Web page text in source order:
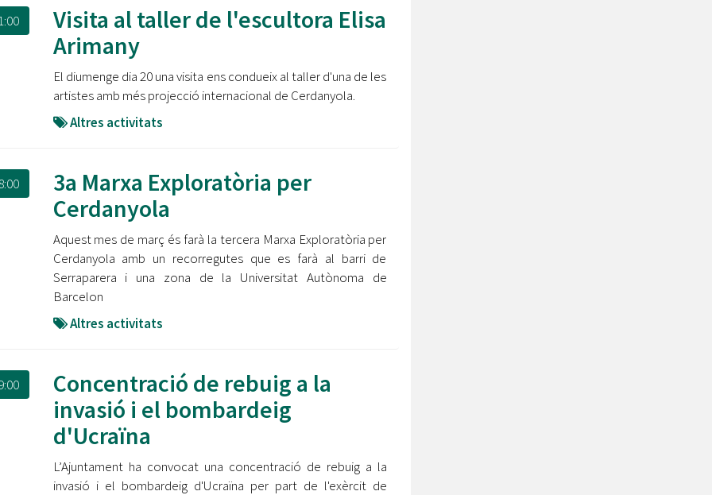
Visita al taller de l'escultora Elisa
Arimany
El diumenge dia 20 una visita ens condueix al taller d'una de les
artistes amb més projecció internacional de Cerdanyola.
Altres activitats
3a Marxa Exploratòria per
Cerdanyola
Aquest mes de març és farà la tercera Marxa Exploratòria per
Cerdanyola amb un recorregutes que es farà al barri de
Serraparera i una zona de la Universitat Autònoma de
Barcelon
Altres activitats
Concentració de rebuig a la
invasió i el bombardeig
d'Ucraïna
L’Ajuntament ha convocat una concentració de rebuig a la
invasió i el bombardeig d'Ucraïna per part de l'exèrcit de